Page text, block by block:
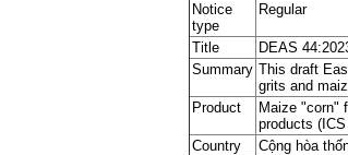
Notice
type
Regular
Title
DEAS
Summary This draft
grits and
Product
Maize "corn"
products
Country
Cộng hòa